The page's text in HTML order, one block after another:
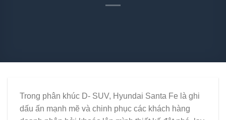
Trong phân khúc D- SUV, Hyundai Santa Fe là ghi
dấu ấn mạnh mẽ và chinh phục các khách hàng